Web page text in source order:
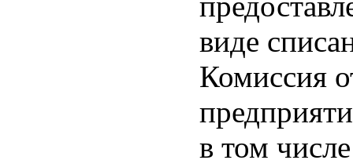
виде
Комиссия
в том